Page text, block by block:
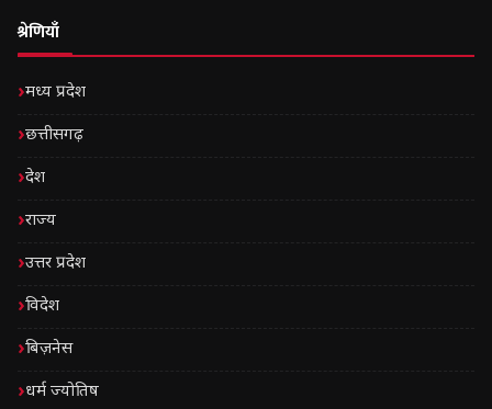
श्रेणियाँ
मध्य प्रदेश
छत्तीसगढ़
देश
राज्य
उत्तर प्रदेश
विदेश
बिज़नेस
धर्म ज्योतिष